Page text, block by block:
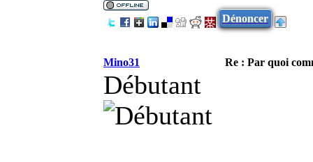
Dénoncer
Mino31 Re : Par quoi
Débutant